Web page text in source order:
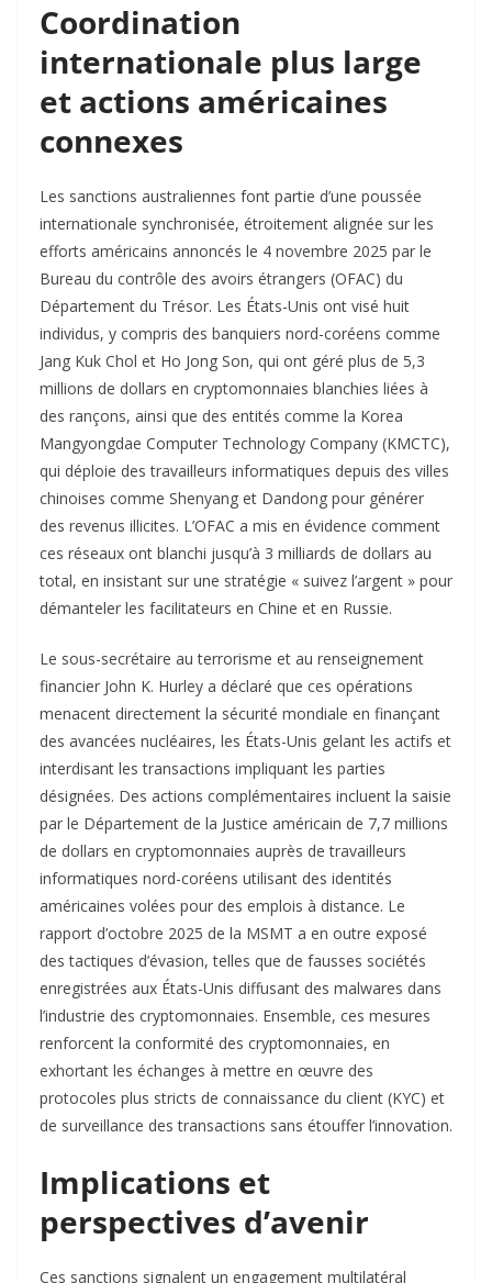
Coordination
internationale plus large
et actions américaines
connexes
Les sanctions australiennes font partie d’une poussée
internationale synchronisée, étroitement alignée sur les
efforts américains annoncés le 4 novembre 2025 par le
Bureau du contrôle des avoirs étrangers (OFAC) du
Département du Trésor. Les États-Unis ont visé huit
individus, y compris des banquiers nord-coréens comme
Jang Kuk Chol et Ho Jong Son, qui ont géré plus de 5,3
millions de dollars en cryptomonnaies blanchies liées à
des rançons, ainsi que des entités comme la Korea
Mangyongdae Computer Technology Company (KMCTC),
qui déploie des travailleurs informatiques depuis des villes
chinoises comme Shenyang et Dandong pour générer
des revenus illicites. L’OFAC a mis en évidence comment
ces réseaux ont blanchi jusqu’à 3 milliards de dollars au
total, en insistant sur une stratégie « suivez l’argent » pour
démanteler les facilitateurs en Chine et en Russie.
Le sous-secrétaire au terrorisme et au renseignement
financier John K. Hurley a déclaré que ces opérations
menacent directement la sécurité mondiale en finançant
des avancées nucléaires, les États-Unis gelant les actifs et
interdisant les transactions impliquant les parties
désignées. Des actions complémentaires incluent la saisie
par le Département de la Justice américain de 7,7 millions
de dollars en cryptomonnaies auprès de travailleurs
informatiques nord-coréens utilisant des identités
américaines volées pour des emplois à distance. Le
rapport d’octobre 2025 de la MSMT a en outre exposé
des tactiques d’évasion, telles que de fausses sociétés
enregistrées aux États-Unis diffusant des malwares dans
l’industrie des cryptomonnaies. Ensemble, ces mesures
renforcent la conformité des cryptomonnaies, en
exhortant les échanges à mettre en œuvre des
protocoles plus stricts de connaissance du client (KYC) et
de surveillance des transactions sans étouffer l’innovation.
Implications et
perspectives d’avenir
Ces sanctions signalent un engagement multilatéral